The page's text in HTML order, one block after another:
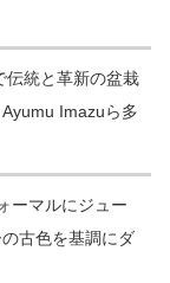
伝統と革新の盆栽
Imazuら多
ーマルにジュー
古色を基調にダ